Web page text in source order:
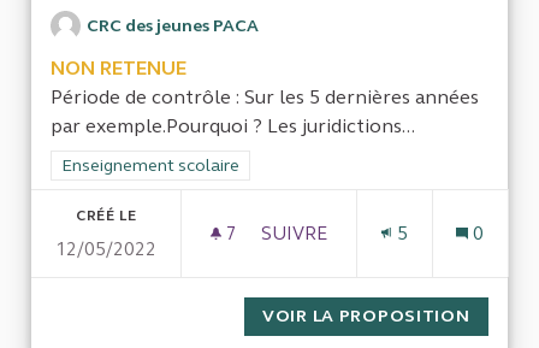
CRC des jeunes PACA
NON RETENUE
Période de contrôle : Sur les 5 dernières années
par exemple.Pourquoi ? Les juridictions...
Filtrer les résultats de la catégorie : Enseignement scolaire
Enseignement scolaire
CRÉÉ LE
12/05/2022
7 7 ABONNÉS
SUIVRE
5 0
VOIR LA PROPOSITION